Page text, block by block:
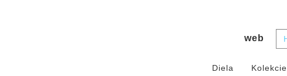
web
Diela Kolekcie